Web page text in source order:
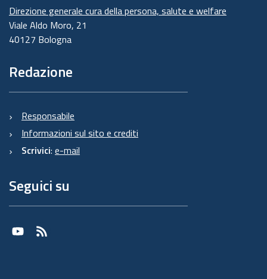
Direzione generale cura della persona, salute e welfare
Viale Aldo Moro, 21
40127 Bologna
Redazione
Responsabile
Informazioni sul sito e crediti
Scrivici: e-mail
Seguici su
Youtube
RSS